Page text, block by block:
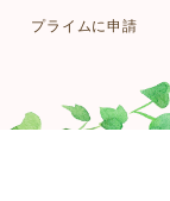
プライムに申請